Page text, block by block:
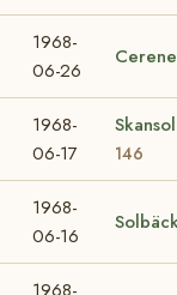
1968-
06-26
Cerene
1968-
06-17
146
1968-
06-16
1968-